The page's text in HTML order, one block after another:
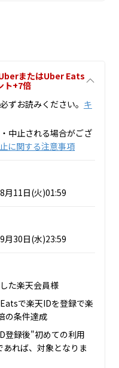
またはUber Eats
ト+7倍
ずお読みください。 キ
中止される場合がござ
に関する注意事項
月11日(火)01:59
月30日(水)23:59
た楽天会員様
で楽天IDを登録で楽
の条件達成
登録後"初めての利用
れば、対象となりま